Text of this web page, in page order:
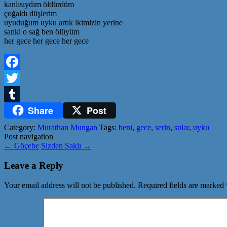
kanlısıydım öldürdüm
çoğaldı düşlerim
uyuduğum uyku artık ikimizin yerine
sanki o sağ ben ölüyüm
her gece her gece her gece
Facebook
Twitter
Tumblr Share Post
Category: Murathan Mungan Tags: beni, gece, serin, sular, uyku
Post navigation
← Göçebe Sizden Saklı →
Leave a Reply
Your email address will not be published. Required fields are marked